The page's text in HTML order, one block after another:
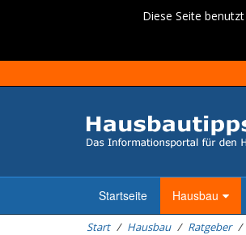
Diese Seite
Startseite Hausbau
Start Hausbau Ratgeber